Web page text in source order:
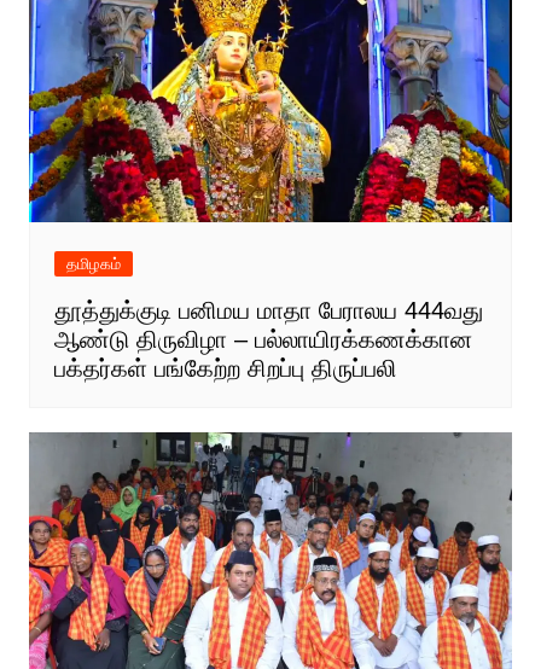
தமிழகம்
தூத்துக்குடி பனிமய மாதா பேராலய 444வது
ஆண்டு திருவிழா – பல்லாயிரக்கணக்கான
பக்தர்கள் பங்கேற்ற சிறப்பு திருப்பலி